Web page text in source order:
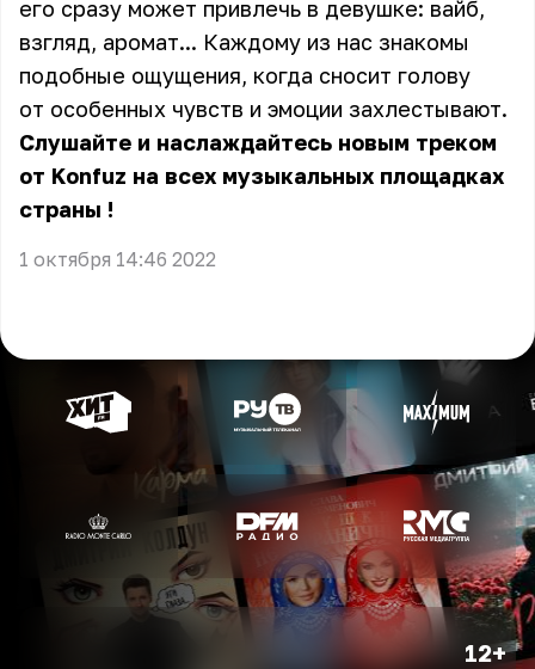
его сразу может привлечь в девушке: вайб,
взгляд, аромат... Каждому из нас знакомы
подобные ощущения, когда сносит голову
от особенных чувств и эмоции захлестывают.
Слушайте и наслаждайтесь новым треком
от Konfuz на всех музыкальных площадках
страны !
1 октября 14:46 2022
12+